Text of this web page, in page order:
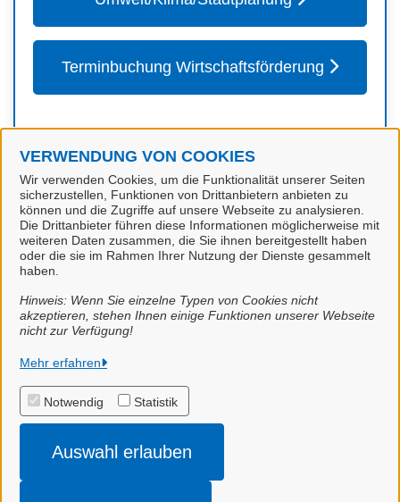
VERWENDUNG VON COOKIES
Wir verwenden Cookies, um die Funktionalität unserer Seiten
sicherzustellen, Funktionen von Drittanbietern anbieten zu
können und die Zugriffe auf unsere Webseite zu analysieren.
Die Drittanbieter führen diese Informationen möglicherweise mit
weiteren Daten zusammen, die Sie ihnen bereitgestellt haben
oder die sie im Rahmen Ihrer Nutzung der Dienste gesammelt
haben.
Hinweis: Wenn Sie einzelne Typen von Cookies nicht
akzeptieren, stehen Ihnen einige Funktionen unserer Webseite
nicht zur Verfügung!
Mehr erfahren
Notwendig Statistik
Auswahl erlauben
Terminbuchung Wirtschaftsförderung
Kontakt
Stadt Papenburg
Stadt Papenburg
Alle Rechte vorbehalten